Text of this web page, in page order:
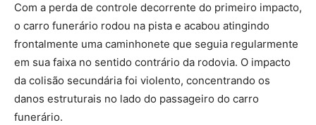
Com a perda de controle decorrente do primeiro impacto,
o carro funerário rodou na pista e acabou atingindo
frontalmente uma caminhonete que seguia regularmente
em sua faixa no sentido contrário da rodovia. O impacto
da colisão secundária foi violento, concentrando os
danos estruturais no lado do passageiro do carro
funerário.